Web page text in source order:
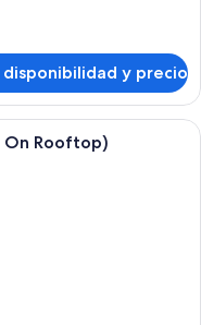
disponibilidad y precio
de hotel moderna con
Rooftop)